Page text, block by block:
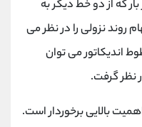
که از دو خط دیگر به
روند نزولی را در نظر می
اندیکاتور می توان
نظر گرفت.
بالایی برخوردار است.